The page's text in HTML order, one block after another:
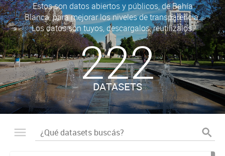
Estos son datos abiertos y públicos, de Bahía
Blanca, para mejorar los niveles de transparencia.
Los datos son tuyos, descargalos, reutilizalos.
222
DATASETS